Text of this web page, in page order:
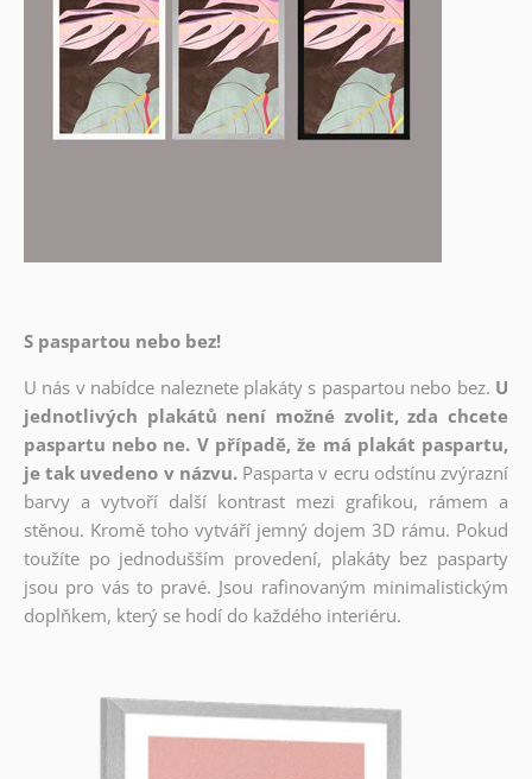
S paspartou nebo bez!
U nás v nabídce naleznete plakáty s paspartou nebo bez. U
jednotlivých plakátů není možné zvolit, zda chcete
paspartu nebo ne. V případě, že má plakát paspartu,
je tak uvedeno v názvu. Pasparta v ecru odstínu zvýrazní
barvy a vytvoří další kontrast mezi grafikou, rámem a
stěnou. Kromě toho vytváří jemný dojem 3D rámu. Pokud
toužíte po jednodušším provedení, plakáty bez pasparty
jsou pro vás to pravé. Jsou rafinovaným minimalistickým
doplňkem, který se hodí do každého interiéru.